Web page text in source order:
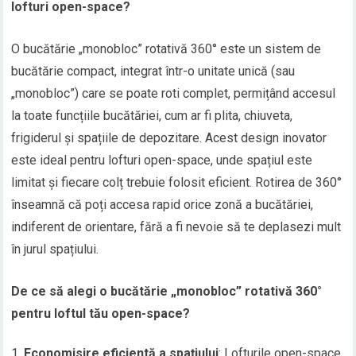
lofturi open-space?
O bucătărie „monobloc” rotativă 360° este un sistem de
bucătărie compact, integrat într-o unitate unică (sau
„monobloc”) care se poate roti complet, permițând accesul
la toate funcțiile bucătăriei, cum ar fi plita, chiuveta,
frigiderul și spațiile de depozitare. Acest design inovator
este ideal pentru lofturi open-space, unde spațiul este
limitat și fiecare colț trebuie folosit eficient. Rotirea de 360°
înseamnă că poți accesa rapid orice zonă a bucătăriei,
indiferent de orientare, fără a fi nevoie să te deplasezi mult
în jurul spațiului.
De ce să alegi o bucătărie „monobloc” rotativă 360°
pentru loftul tău open-space?